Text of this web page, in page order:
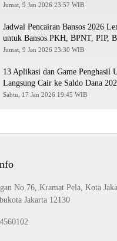
Jumat, 9 Jan 2026 23:57 WIB
Jadwal Pencairan Bansos 2026
untuk Bansos PKH, BPNT, PIP,
Jumat, 9 Jan 2026 23:30 WIB
13 Aplikasi dan Game Penghasil
Langsung Cair ke Saldo Dana
Sabtu, 17 Jan 2026 19:45 WIB
No.76, Kramat Pela, Kota
Jakarta 12130